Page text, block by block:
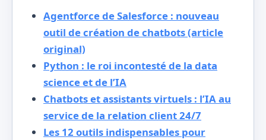
Agentforce de Salesforce : nouveau
outil de création de chatbots (article
original)
Python : le roi incontesté de la data
science et de l’IA
Chatbots et assistants virtuels : l’IA au
service de la relation client 24/7
Les 12 outils indispensables pour